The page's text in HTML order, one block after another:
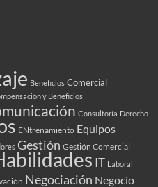
Beneficios Comercial
y Beneficios
Consultoría Derecho
ENtrenamiento Equipos
Gestión Gestión Comercial
IT Laboral
Negociación Negocio